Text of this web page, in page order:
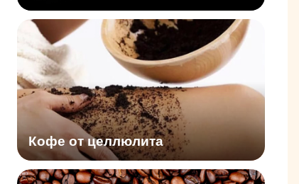
Кофе от целлюлита